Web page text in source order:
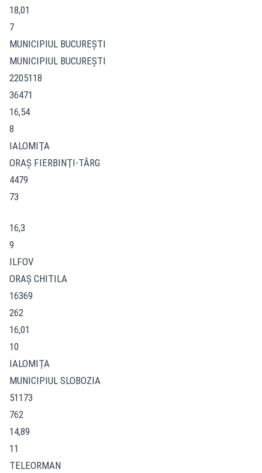
18,01
7
MUNICIPIUL BUCUREŞTI
MUNICIPIUL BUCUREȘTI
2205118
36471
16,54
8
IALOMIŢA
ORAŞ FIERBINŢI-TÂRG
4479
73
16,3
9
ILFOV
ORAŞ CHITILA
16369
262
16,01
10
IALOMIŢA
MUNICIPIUL SLOBOZIA
51173
762
14,89
11
TELEORMAN